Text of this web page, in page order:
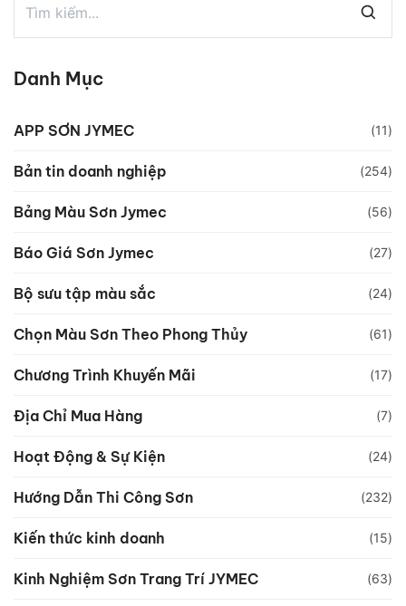
Danh Mục
APP SƠN JYMEC (11)
Bản tin doanh nghiệp (254)
Bảng Màu Sơn Jymec (56)
Báo Giá Sơn Jymec (27)
Bộ sưu tập màu sắc (24)
Chọn Màu Sơn Theo Phong Thủy (61)
Chương Trình Khuyến Mãi (17)
Địa Chỉ Mua Hàng (7)
Hoạt Động & Sự Kiện (24)
Hướng Dẫn Thi Công Sơn (232)
Kiến thức kinh doanh (15)
Kinh Nghiệm Sơn Trang Trí JYMEC (63)